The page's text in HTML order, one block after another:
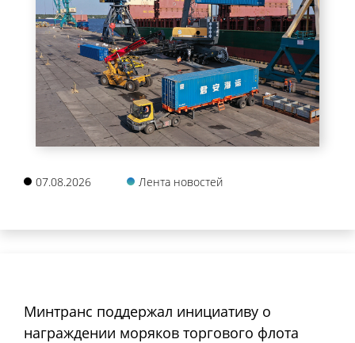
07.08.2026 Лента новостей
Минтранс поддержал инициативу о
награждении моряков торгового флота